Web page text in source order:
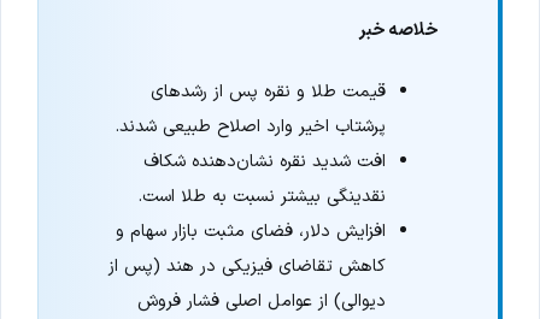
خلاصه خبر
قیمت طلا و نقره پس از رشدهای
پرشتاب اخیر وارد اصلاح طبیعی شدند.
افت شدید نقره نشان‌دهنده شکاف
نقدینگی بیشتر نسبت به طلا است.
افزایش دلار، فضای مثبت بازار سهام و
کاهش تقاضای فیزیکی در هند (پس از
دیوالی) از عوامل اصلی فشار فروش